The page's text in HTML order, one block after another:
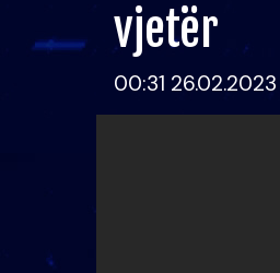
vjetër
00:31 26.02.2023